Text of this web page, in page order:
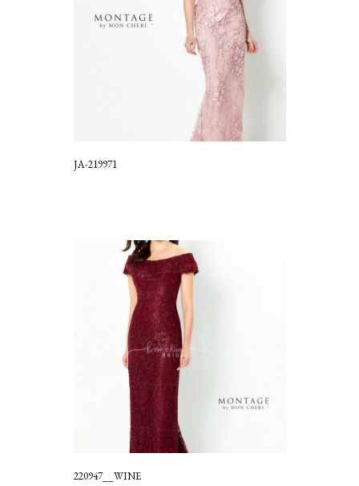
JA-219971
220947__WINE